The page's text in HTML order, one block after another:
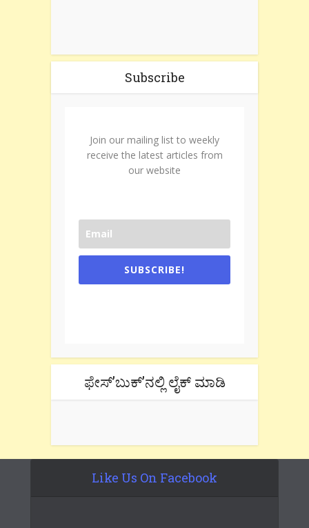
Subscribe
Join our mailing list to weekly
receive the latest articles from
our website
SUBSCRIBE!
ಫೇಸ್’ಬುಕ್’ನಲ್ಲಿ ಲೈಕ್ ಮಾಡಿ
Like Us On Facebook